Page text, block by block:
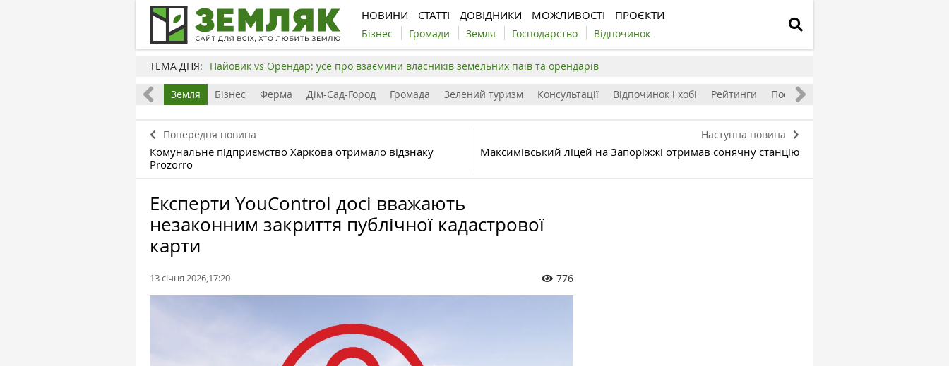
НОВИНИ СТАТТІ ДОВІДНИКИ МОЖЛИВОСТІ ПРОЄКТИ
Бізнес Громади Земля Господарство Відпочинок
ТЕМА ДНЯ: Пайовик vs Орендар: усе про взаємини власників земельних паїв та орендарів
Все Земля Бізнес Ферма Дім-Сад-Город Громада Зелений туризм Консультації Відпочинок і хобі Рейтинги Посівний календар
Попередня новина
Комунальне підприємство Харкова отримало відзнаку
Prozorro
Наступна новина
Максимівський ліцей на Запоріжжі отримав сонячну станцію
Експерти YouControl досі вважають
незаконним закриття публічної кадастрової
карти
13 січня 2026,17:20 776